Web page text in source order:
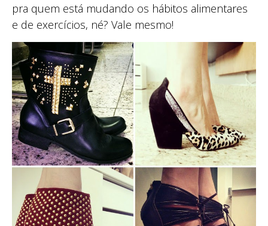
pra quem está mudando os hábitos alimentares
e de exercícios, né? Vale mesmo!